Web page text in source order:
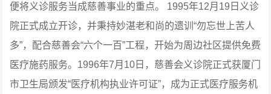
便将义诊服务当成慈善事业的重点。
1995年12月19日义诊
院正式成立开诊，并秉持妙湛老和尚的遗训“勿忘世上苦人
多”，配合慈善会“六个一百”工程，开始为周边社区提供免费
医疗施药服务。1996年7月10日，慈善会义诊院正式获厦门
市卫生局颁发“医疗机构执业许可证”，成为正式医疗服务机